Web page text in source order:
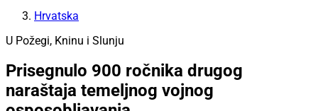
Hrvatska
U Požegi, Kninu i Slunju
Prisegnulo 900 ročnika drugog
naraštaja temeljnog vojnog